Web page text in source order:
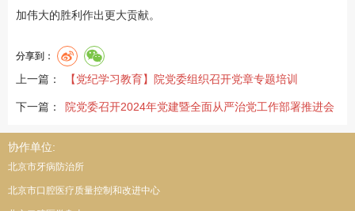
加伟大的胜利作出更大贡献。
分享到：
上一篇： 【党纪学习教育】院党委组织召开党章专题培训
下一篇： 院党委召开2024年党建暨全面从严治党工作部署推进会
协作单位:
北京市牙病防治所
北京市口腔医疗质量控制和改进中心